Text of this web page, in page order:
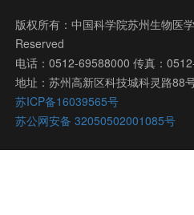
版权所有：中国科学院苏州生物医
Reserved
电话：0512-69588000 传真：
地址：苏州高新区科技城科灵路88
苏ICP备16039565号
苏公网安备 32050502001085号